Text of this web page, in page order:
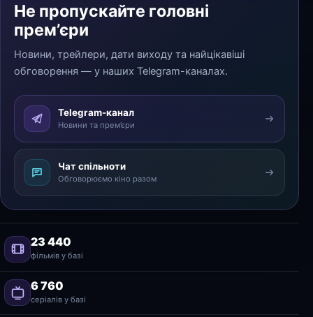
Не пропускайте головні
прем’єри
Новини, трейлери, дати виходу та найцікавіші
обговорення — у наших Telegram-каналах.
Telegram-канал
Новини та прем’єри
Чат спільноти
Обговорюємо кіно разом
23 440
фільмів у базі
6 760
серіалів у базі